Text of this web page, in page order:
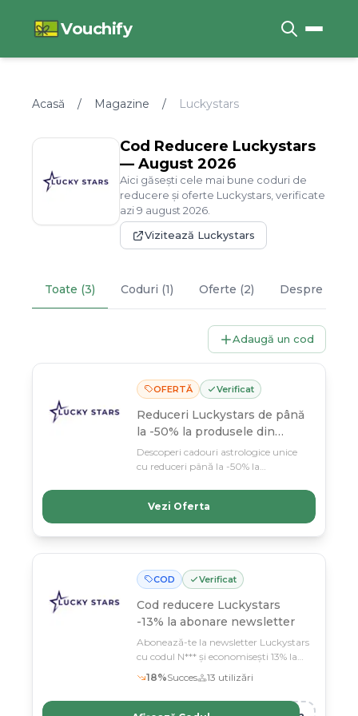
Vouchify
Acasă / Magazine / Luckystars
Cod Reducere Luckystars
— August 2026
Aici găsești cele mai bune coduri de
reducere și oferte Luckystars , verificate
azi9 august 2026
Vizitează Luckystars
Toate (3) Coduri (1) Oferte (2) Despre
Adaugă un cod
OFERTĂ Verificat
Reduceri Luckystars de până
la -50% la produsele din
selecție
Descoperi cadouri astrologice unice
cu reduceri până la -50% la
Profită de oferta lunilor februarie-
martie și găsești daruri perfecte
pentru orice pasionat de astrologie.
Vezi Oferta
COD Verificat
Cod reducere Luckystars
-13% la abonare newsletter
Abonează-te la newsletter Luckystars
cu codul N*** și economisești 13% la
produsele astrologice
18%Succes 13 utilizări